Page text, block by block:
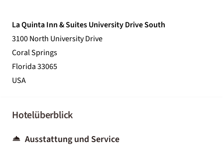
La Quinta Inn & Suites University Drive South
3100 North University Drive
Coral Springs
Florida 33065
USA
Hotelüberblick
Ausstattung und Service